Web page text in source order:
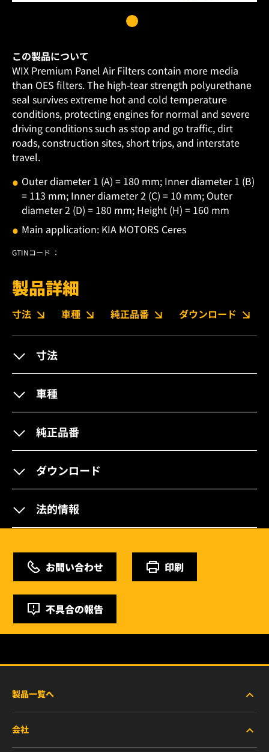
この製品について
WIX Premium Panel Air Filters contain more media
than OES filters. The high-tear strength polyurethane
seal survives extreme hot and cold temperature
conditions, protecting engines for normal and severe
driving conditions such as stop and go traffic, dirt
roads, construction sites, short trips, and interstate
travel.
Outer diameter 1 (A) = 180 mm; Inner diameter 1 (B)
= 113 mm; Inner diameter 2 (C) = 10 mm; Outer
diameter 2 (D) = 180 mm; Height (H) = 160 mm
Main application: KIA MOTORS Ceres
GTINコード ：
製品詳細
寸法 車種 純正品番 ダウンロード
寸法
車種
純正品番
ダウンロード
法的情報
お問い合わせ 印刷
不具合の報告
製品一覧へ
商用車および建機・農機・産業用途車両
会社